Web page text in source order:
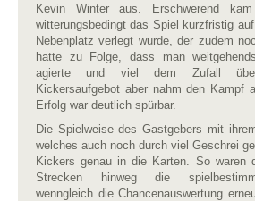
Kevin Winter aus. Erschwerend
witterungsbedingt das Spiel kurzfristig
Nebenplatz verlegt wurde, der zudem
hatte zu Folge, dass man
agierte und viel dem Zufall
Kickersaufgebot aber nahm den Kampf
Erfolg war deutlich spürbar.
Die Spielweise des Gastgebers mit
welches auch noch durch viel Geschrei
Kickers genau in die Karten. So waren
Strecken hinweg die
wenngleich die Chancenauswertung